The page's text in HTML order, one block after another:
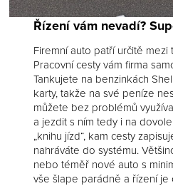
Řízení vám nevadí?
Firemní auto patří určitě mezi
Pracovní cesty vám firma
Tankujete na benzinkách
karty, takže na své peníze
můžete bez problémů
a jezdit s ním tedy i na
„knihu jízd“, kam cesty
nahráváte do systému.
nebo téměř nové auto s
vše šlape parádně a řízení je